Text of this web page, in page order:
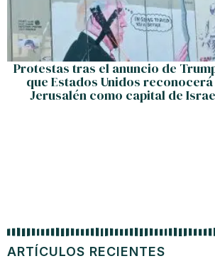
ARTÍCULOS RECIENTES
Protestas tras el anuncio de
que Estados Unidos
Jerusalén como capital de